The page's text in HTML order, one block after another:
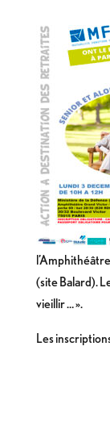
(site Balard).
vieillir … ».
Les